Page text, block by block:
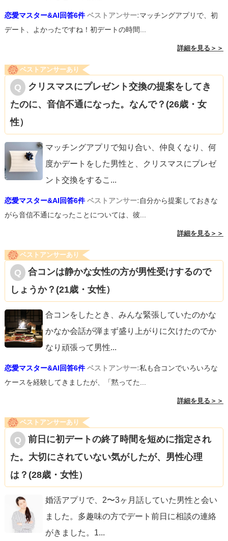
恋愛マスター&AI回答6件 ベストアンサー:マッチングアプリで、初
デート、よかったですね！初デートの時間...
詳細を見る＞＞
ベストアンサーあり
クリスマスにプレゼント交換の提案をしてき
たのに、音信不通になった。なんで？(26歳・女
性）
マッチングアプリで知り合い、仲良くなり、何
度かデートをした男性と、クリスマスにプレゼ
ント交換をするこ ...
恋愛マスター&AI回答6件 ベストアンサー:自分から提案しておきな
がら音信不通になったことについては、彼...
詳細を見る＞＞
ベストアンサーあり
合コンは静かな女性の方が男性受けするので
しょうか？(21歳・女性）
合コンをしたとき、みんな緊張していたのかな
かなか会話が弾まず盛り上がりに欠けたのでか
なり頑張って男性...
恋愛マスター&AI回答6件 ベストアンサー:私も合コンでいろいろな
ケースを経験してきましたが、「黙ってた...
詳細を見る＞＞
ベストアンサーあり
前日に初デートの終了時間を短めに指定され
た。大切にされていない気がしたが、男性心理
は？(28歳・女性）
婚活アプリで、2〜3ヶ月話していた男性と会い
ました。多趣味の方でデート前日に相談の連絡
がきました。1...